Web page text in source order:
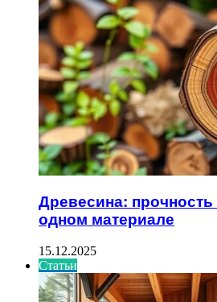
Древесина: прочность
одном материале
15.12.2025
Статьи